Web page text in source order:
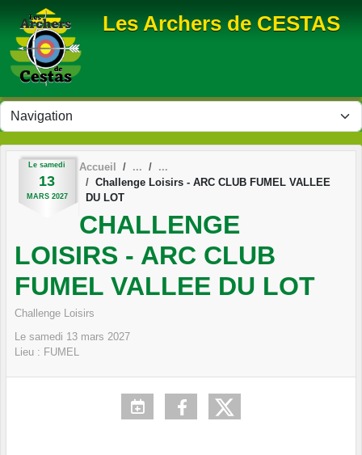
Les Archers de CESTAS
Le samedi
13
MARS 2027
Accueil
Challenge Loisirs - ARC CLUB FUMEL VALLEE
DU LOT
CHALLENGE
LOISIRS - ARC CLUB
FUMEL VALLEE DU LOT
Challenge Loisirs
Le samedi 13 mars 2027
Lieu : FUMEL
Panneau de gestion des cookies